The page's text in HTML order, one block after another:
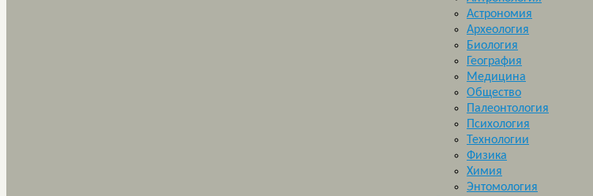
Астрономия
Археология
Биология
География
Медицина
Общество
Палеонтология
Психология
Технологии
Физика
Химия
Энтомология